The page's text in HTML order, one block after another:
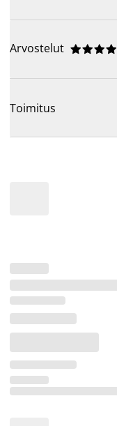
Arvostelut 




Toimitus